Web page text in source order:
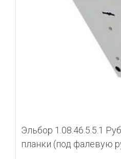
Эльбор 1.08.46.5.5.1
планки (под фалевую